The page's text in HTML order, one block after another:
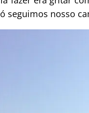
seguimos nosso